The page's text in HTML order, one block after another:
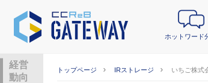
ホットワード
経営
動向
トップページ IRストレージ いちご株式